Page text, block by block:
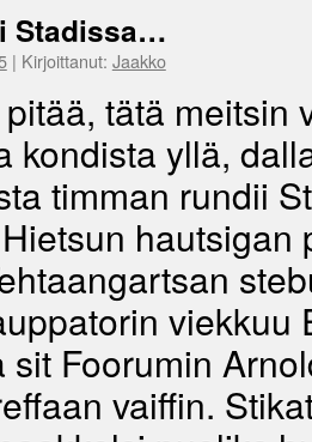
Stadissa…
| Kirjoittanut: Jaakko
tätä meitsin
kondista yllä,
timman rundii
hautsigan
viekkuu
sit Foorumin
vaiffin.